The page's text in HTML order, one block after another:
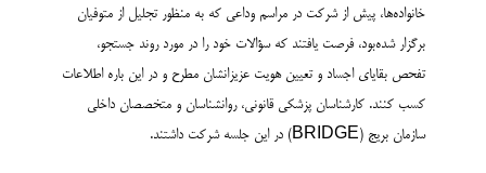
خانواده‌ها، پیش از شرکت در مراسم وداعی که به منظور تجلیل از متوفیان
برگزار شده­‌بود، فرصت یافتند که سؤالات خود را در مورد روند جستجو،
تفحص بقایای اجساد و تعیین هویت عزیزانشان مطرح و در این باره اطلاعات
کسب کنند. کارشناسان پزشکی قانونی، روانشناسان و متخصصان داخلی
سازمان بریج (BRIDGE) در این جلسه شرکت داشتند.